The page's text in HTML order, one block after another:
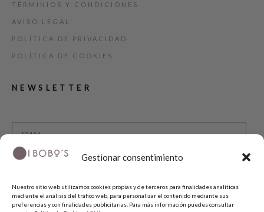
Gestionar consentimiento
Nuestro sitio web utilizamos cookies propias y de terceros para finalidades analíticas
mediante el análisis del tráfico web, para personalizar el contenido mediante sus
preferencias y con finalidades publicitarias. Para más información puedes consultar
TÉRMINIOS Y CONDICIONES
AVISO LEGAL
POLÍTICA DE PRIVACIDAD
POLÍTICA DE COOKIES
NEWSLETTER
He leído y acepto la política de privacidad.
SUSCRIBIRME